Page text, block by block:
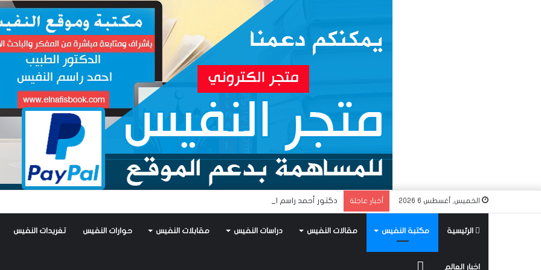
الخميس, أغسطس 6 2026 أخبار عاجلة دكتور أحمد راسم النفيس يكتب: جواز عتريس من فؤادة باطل!! وجواز براقش من حُنين فاشل!!
الرئيسية مكتبة النفيس مقالات النفيس دراسات النفيس مقابلات النفيس حوارات النفيس تغريدات النفيس
اخبار العالم